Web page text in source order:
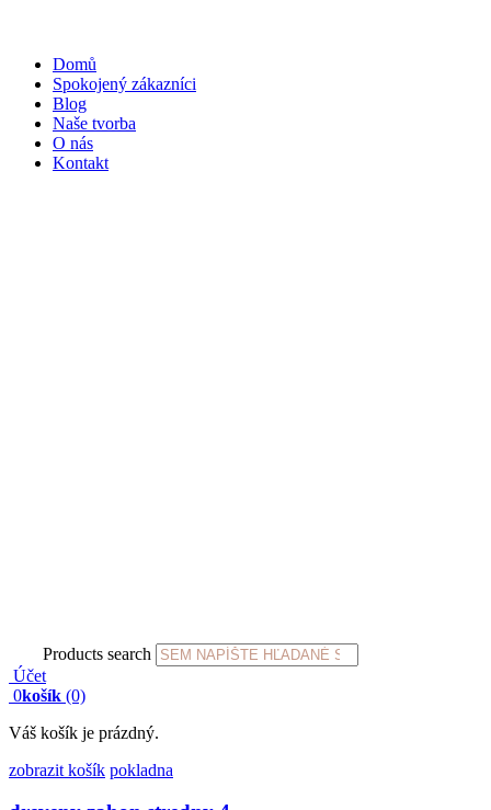
Domů
Spokojený zákazníci
Blog
Naše tvorba
O nás
Kontakt
Products search
Účet
0košík (0)
Váš košík je prázdný.
zobrazit košík pokladna